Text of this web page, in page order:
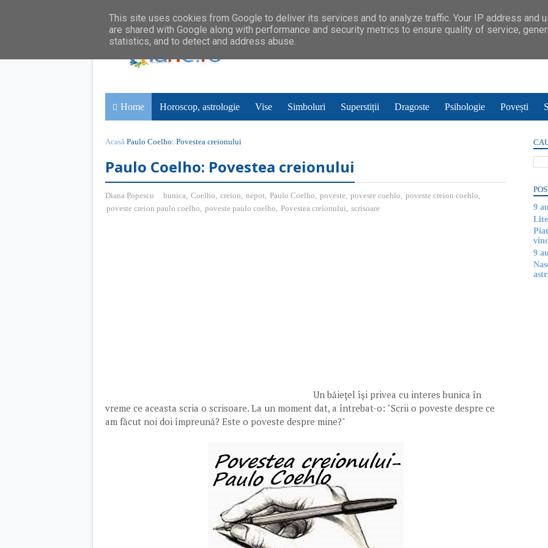
Home Horoscop, astrologie Vise Simboluri Superstiții Dragoste Psihologie Povești
Acasă Paulo Coelho: Povestea creionului
Paulo Coelho: Povestea creionului
Diana Popescu bunica, Coelho, creion, nepot, Paulo Coelho, poveste, poveste coehlo, poveste creion coehlo,
poveste creion paulo coelho, poveste paulo coelho, Povestea creionului, scrisoare
Un băieţel îşi privea cu interes bunica în
vreme ce aceasta scria o scrisoare. La un moment dat, a întrebat-o: "Scrii o poveste despre ce
am făcut noi doi împreună? Este o poveste despre mine?"
9
9
This site uses cookies from Google to deliver its services and to analyze traffic. Your IP address and
are shared with Google along with performance and security metrics to ensure quality of service,
statistics, and to detect and address abuse.